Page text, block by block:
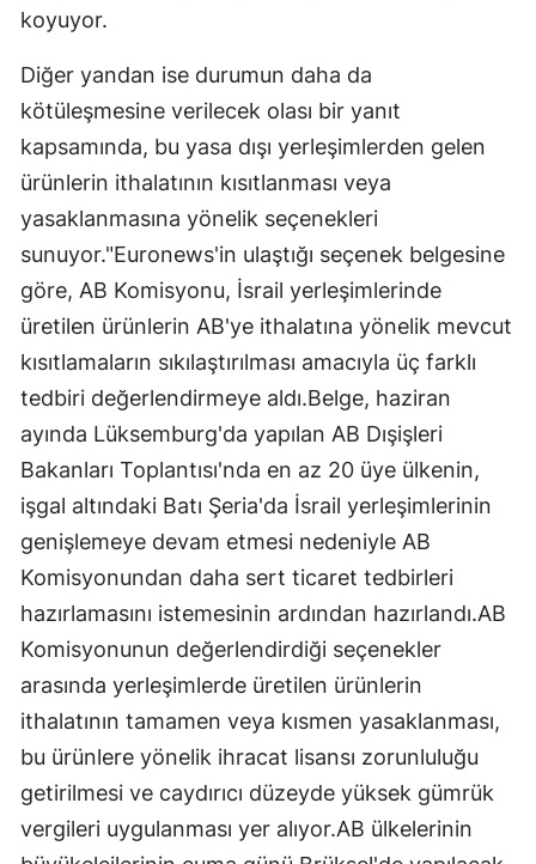
koyuyor.
Diğer yandan ise durumun daha da
kötüleşmesine verilecek olası bir yanıt
kapsamında, bu yasa dışı yerleşimlerden gelen
ürünlerin ithalatının kısıtlanması veya
yasaklanmasına yönelik seçenekleri
sunuyor."Euronews'in ulaştığı seçenek belgesine
göre, AB Komisyonu, İsrail yerleşimlerinde
üretilen ürünlerin AB'ye ithalatına yönelik mevcut
kısıtlamaların sıkılaştırılması amacıyla üç farklı
tedbiri değerlendirmeye aldı.Belge, haziran
ayında Lüksemburg'da yapılan AB Dışişleri
Bakanları Toplantısı'nda en az 20 üye ülkenin,
işgal altındaki Batı Şeria'da İsrail yerleşimlerinin
genişlemeye devam etmesi nedeniyle AB
Komisyonundan daha sert ticaret tedbirleri
hazırlamasını istemesinin ardından hazırlandı.AB
Komisyonunun değerlendirdiği seçenekler
arasında yerleşimlerde üretilen ürünlerin
ithalatının tamamen veya kısmen yasaklanması,
bu ürünlere yönelik ihracat lisansı zorunluluğu
getirilmesi ve caydırıcı düzeyde yüksek gümrük
vergileri uygulanması yer alıyor.AB ülkelerinin